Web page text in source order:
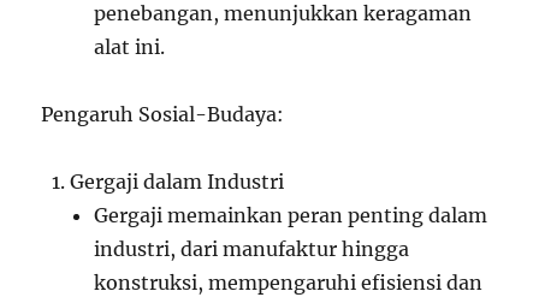
penebangan, menunjukkan keragaman
alat ini.
Pengaruh Sosial-Budaya:
Gergaji dalam Industri
Gergaji memainkan peran penting dalam
industri, dari manufaktur hingga
konstruksi, mempengaruhi efisiensi dan